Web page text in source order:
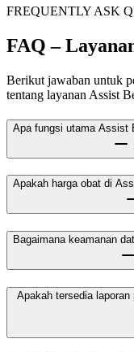
FREQUENTLY ASK
FAQ –
Berikut jawaban untuk
tentang layanan Assist
Apa fungsi utama Assist
Apakah harga obat di
Bagaimana keamanan
Apakah tersedia